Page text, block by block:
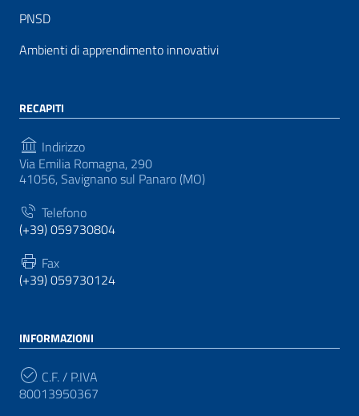
PNSD
Ambienti di apprendimento innovativi
RECAPITI
Indirizzo
Via Emilia Romagna, 290
41056, Savignano sul Panaro (MO)
Telefono
(+39) 059730804
Fax
(+39) 059730124
INFORMAZIONI
C.F. / P.IVA
80013950367